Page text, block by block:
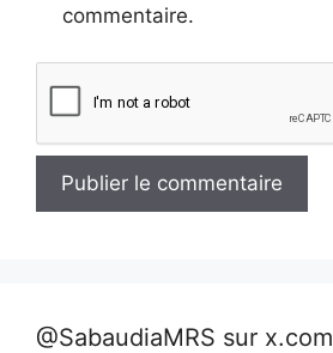
commentaire.
@SabaudiaMRS sur x.com